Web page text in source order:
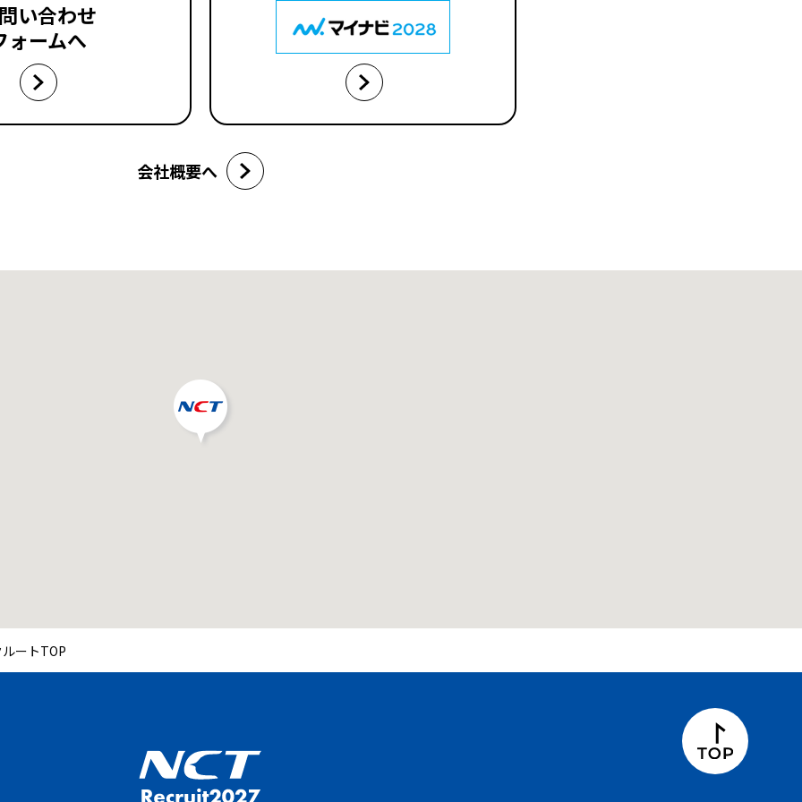
い合わせ
ォームへ
会社概要へ
ートTOP